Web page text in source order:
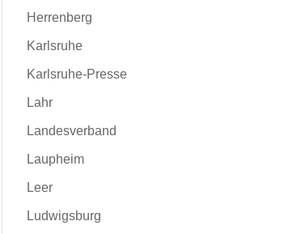
Herrenberg
Karlsruhe
Karlsruhe-Presse
Lahr
Landesverband
Laupheim
Leer
Ludwigsburg